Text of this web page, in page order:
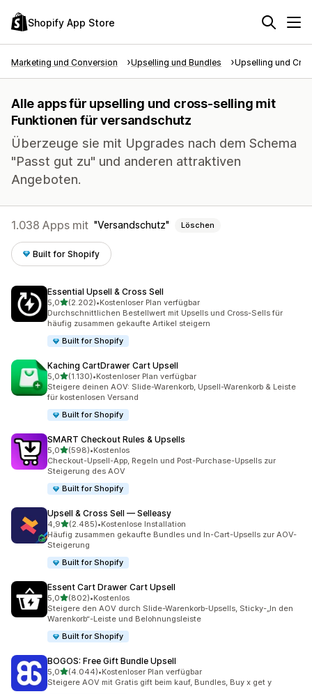
Shopify App Store
Marketing und Conversion Upselling und Bundles Upselling und
Alle apps für upselling und cross-selling mit
Funktionen für versandschutz
Überzeuge sie mit Upgrades nach dem Schema
"Passt gut zu" und anderen attraktiven
Angeboten.
1.038 Apps mit Versandschutz Löschen
Built for Shopify
Essential Upsell & Cross Sell
5,0von 5 Sternen
(2.202)
2202 Rezensionen insgesamt
•Kostenloser Plan verfügbar
Durchschnittlichen Bestellwert mit Upsells und Cross-Sells für
häufig zusammen gekaufte Artikel steigern
Built for Shopify
Kaching CartDrawer Cart Upsell
5,0von 5 Sternen
(1.130)
1130 Rezensionen insgesamt
•Kostenloser Plan verfügbar
Steigere deinen AOV: Slide-Warenkorb, Upsell-Warenkorb & Leiste
für kostenlosen Versand
Built for Shopify
SMART Checkout Rules & Upsells
5,0von 5 Sternen
(598)
598 Rezensionen insgesamt
•Kostenlos
Checkout-Upsell-App, Regeln und Post-Purchase-Upsells zur
Steigerung des AOV
Built for Shopify
Upsell & Cross Sell — Selleasy
4,9von 5 Sternen
(2.485)
2485 Rezensionen insgesamt
•Kostenlose Installation
Häufig zusammen gekaufte Bundles und In-Cart-Upsells zur AOV-
Steigerung
Built for Shopify
Essent Cart Drawer Cart Upsell
5,0von 5 Sternen
(802)
802 Rezensionen insgesamt
•Kostenlos
Steigere den AOV durch Slide-Warenkorb-Upsells, Sticky-„In den
Warenkorb“-Leiste und Belohnungsleiste
Built for Shopify
BOGOS: Free Gift Bundle Upsell
5,0von 5 Sternen
(4.044)
4044 Rezensionen insgesamt
•Kostenloser Plan verfügbar
Steigere AOV mit Gratis gift beim kauf, Bundles, Buy x get y